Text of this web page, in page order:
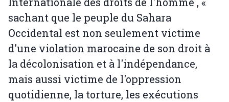
sachant que le peuple du Sahara
Occidental est non seulement victime
d'une violation marocaine de son droit à
la décolonisation et à l'indépendance,
mais aussi victime de l'oppression
quotidienne, la torture, les exécutions